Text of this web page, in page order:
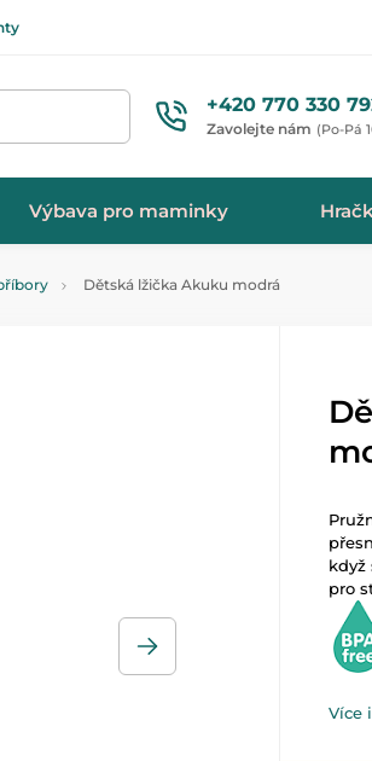
+420 770 330
Zavolejte nám (Po-Pá
Výbava pro maminky
Dětská lžička Akuku modrá
když
pro
Více